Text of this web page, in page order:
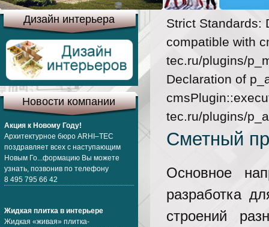
Дизайн интерьера
Новости компании
Акция к Новому Году!
Архитектурное бюро ARHI–TEC
поздравляет всех с наступающим
Новым Го...формацию Вы можете
узнать, позвонив по телефону
8 495 795 66 42
Жидкая плитка в интерьере
Жидкая «живая» плитка-
Strict Standards:
compatible with
tec.ru/plugins/
Declaration of
tec.ru/plugins/
Сметный
Основное
разработка
строений